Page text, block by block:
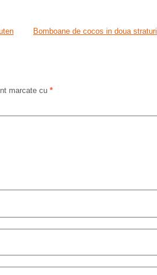
Bomboane de cocos in doua straturi
marcate cu *